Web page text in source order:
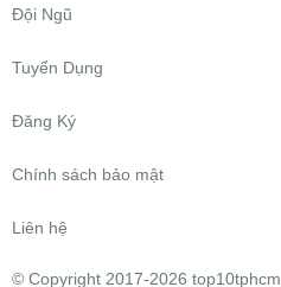
Đội Ngũ
Tuyển Dụng
Đăng Ký
Chính sách bảo mật
Liên hệ
© Copyright 2017-2026